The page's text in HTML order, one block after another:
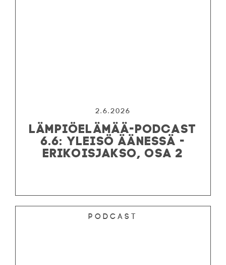
2.6.2026
LÄMPIÖELÄMÄÄ-PODCAST
6.6: YLEISÖ ÄÄNESSÄ -
ERIKOISJAKSO, OSA 2
Podcast